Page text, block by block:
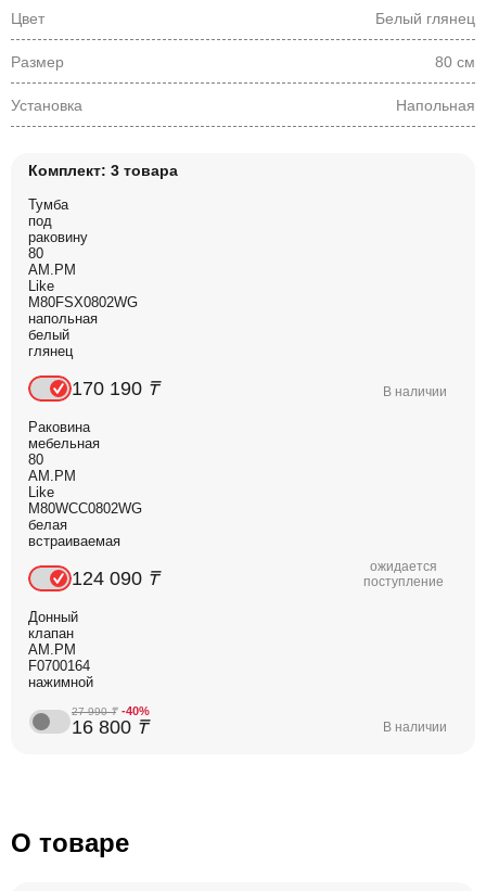
Цвет Белый глянец
Размер 80 см
Установка Напольная
Комплект: 3 товара
Тумба
под
раковину
80
AM.PM
Like
M80FSX0802WG
напольная
белый
глянец
В наличии
170 190 ₸
Раковина
мебельная
80
AM.PM
Like
M80WCC0802WG
белая
встраиваемая
ожидается
поступление
124 090 ₸
Донный
клапан
AM.PM
F0700164
нажимной
В наличии
27 990₸ -40%
16 800 ₸
О товаре